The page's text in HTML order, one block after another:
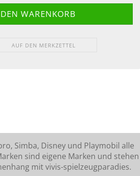
AUF DEN MERKZETTEL
Simba, Disney und Playmobil alle
sind eigene Marken und stehen
mit vivis-spielzeugparadies.